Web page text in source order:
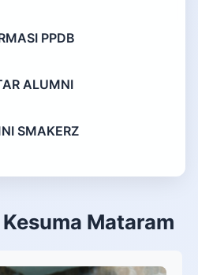
PPDB
ALUMNI
SMAKERZ
Mataram